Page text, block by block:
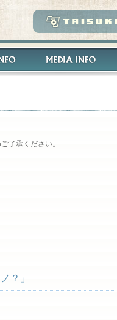
了承ください。
？」